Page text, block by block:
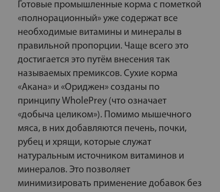
Готовые промышленные корма с пометкой
«полнорационный» уже содержат все
необходимые витамины и минералы в
правильной пропорции. Чаще всего это
достигается это путём внесения так
называемых премиксов. Сухие корма
«Акана» и «Ориджен» созданы по
принципу WholePrey (что означает
«добыча целиком»). Помимо мышечного
мяса, в них добавляются печень, почки,
рубец и хрящи, которые служат
натуральным источником витаминов и
минералов. Это позволяет
минимизировать применение добавок без